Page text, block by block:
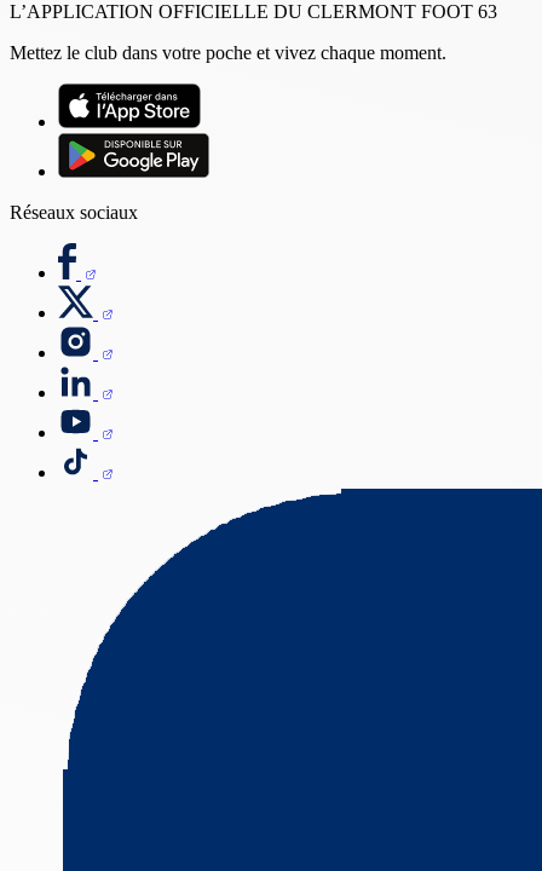
L’APPLICATION OFFICIELLE DU CLERMONT FOOT 63
Mettez le club dans votre poche et vivez chaque moment.
Réseaux sociaux